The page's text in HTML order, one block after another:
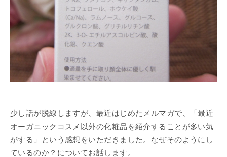
少し話が脱線しますが、最近はじめたメルマガで、「最近
オーガニックコスメ以外の化粧品を紹介することが多い気
がする」という感想をいただきました。なぜそのようにし
ているのか？についてお話します。